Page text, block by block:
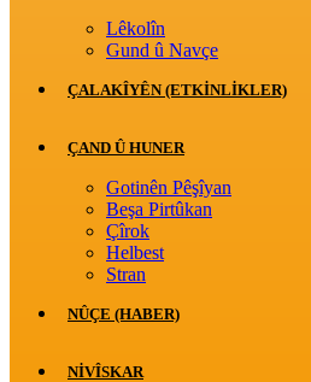
Lêkolîn
Gund û Navçe
ÇALAKÎYÊN (ETKINLIKLER)
ÇAND Û HUNER
Gotinên Pêşîyan
Beşa Pirtûkan
Çîrok
Helbest
Stran
NÛÇE (HABER)
NIVÎSKAR